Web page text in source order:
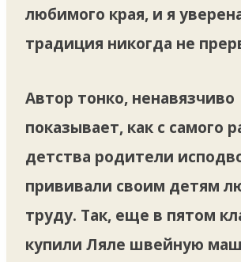
любимого края, и я
традиция никогда не
Автор тонко, ненавязчиво
показывает, как с самого
детства родители
прививали своим детям
труду. Так, еще в пятом
купили Ляле швейную